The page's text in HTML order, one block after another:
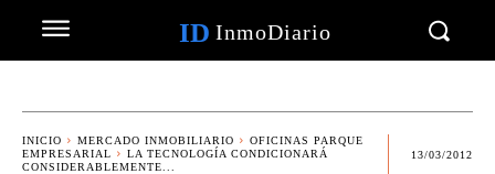
ID InmoDiario
INICIO MERCADO INMOBILIARIO
OFICINAS PARQUE
EMPRESARIAL
LA TECNOLOGÍA CONDICIONARÁ
CONSIDERABLEMENTE...
13/03/2012